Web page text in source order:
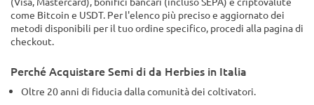
come Bitcoin e USDT. Per l'elenco più preciso e aggiornato dei
metodi disponibili per il tuo ordine specifico, procedi alla pagina di
checkout.
Perché Acquistare Semi di da Herbies in Italia
Oltre 20 anni di fiducia dalla comunità dei coltivatori.